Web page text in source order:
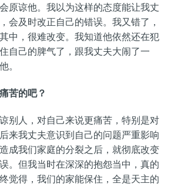
原谅他。我以为这样的态度能让我丈
会及时改正自己的错误。我又错了，
中，很难改变。我知道他依然还在犯
自己的脾气了，跟我丈夫大闹了一
。
苦的吧？
别人，对自己来说更痛苦，特别是对
来我丈夫意识到自己的问题严重影响
成我们家庭的分裂之后，就彻底改变
。但我当时在深深的抱怨当中，真的
觉得，我们的家能保住，全是天主的